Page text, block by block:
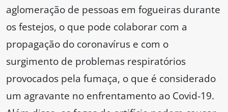
aglomeração de pessoas em fogueiras durante
os festejos, o que pode colaborar com a
propagação do coronavírus e com o
surgimento de problemas respiratórios
provocados pela fumaça, o que é considerado
um agravante no enfrentamento ao Covid-19.